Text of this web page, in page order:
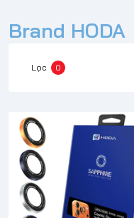
Brand HODA
Lọc 0